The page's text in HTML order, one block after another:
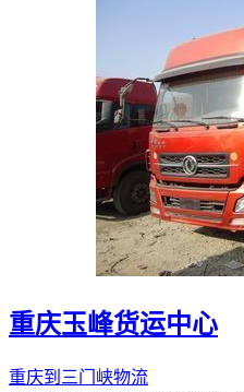
重庆玉峰货运中心
重庆到三门峡物流